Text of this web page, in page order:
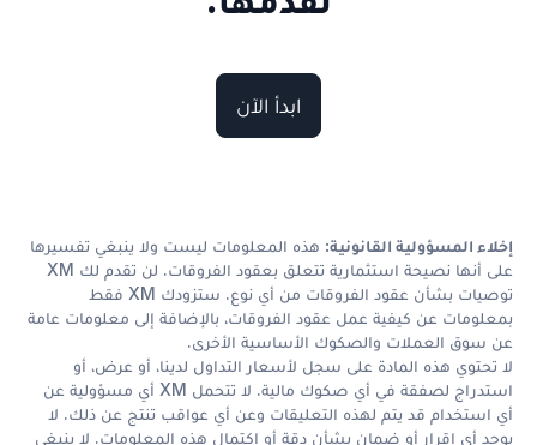
ابدأ الآن
إخلاء المسؤولية القانونية: هذه المعلومات ليست ولا ينبغي تفسيرها
على أنها نصيحة استثمارية تتعلق بعقود الفروقات. لن تقدم لك XM
توصيات بشأن عقود الفروقات من أي نوع. ستزودك XM فقط
بمعلومات عن كيفية عمل عقود الفروقات، بالإضافة إلى معلومات عامة
عن سوق العملات والصكوك الأساسية الأخرى.
لا تحتوي هذه المادة على سجل لأسعار التداول لدينا، أو عرض، أو
استدراج لصفقة في أي صكوك مالية. لا تتحمل XM أي مسؤولية عن
أي استخدام قد يتم لهذه التعليقات وعن أي عواقب تنتج عن ذلك. لا
يوجد أي إقرار أو ضمان بشأن دقة أو اكتمال هذه المعلومات. لا ينبغي